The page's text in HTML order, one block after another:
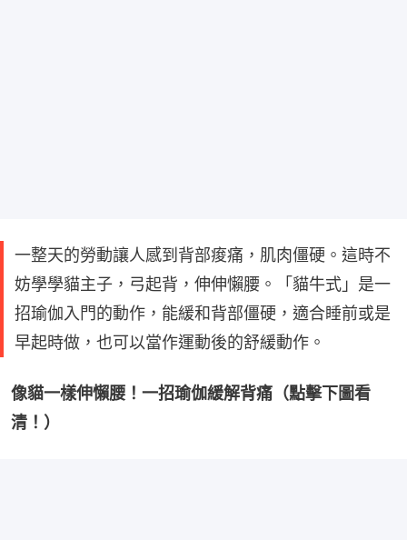
一整天的勞動讓人感到背部痠痛，肌肉僵硬。這時不
妨學學貓主子，弓起背，伸伸懶腰。「貓牛式」是一
招瑜伽入門的動作，能緩和背部僵硬，適合睡前或是
早起時做，也可以當作運動後的舒緩動作。
像貓一樣伸懶腰！一招瑜伽緩解背痛（點擊下圖看
清！）